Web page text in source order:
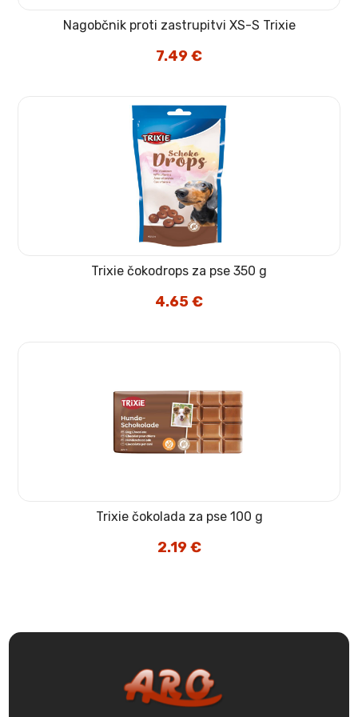
Nagobčnik proti zastrupitvi XS-S Trixie
7.49€
Trixie čokodrops za pse 350 g
4.65€
Trixie čokolada za pse 100 g
2.19€